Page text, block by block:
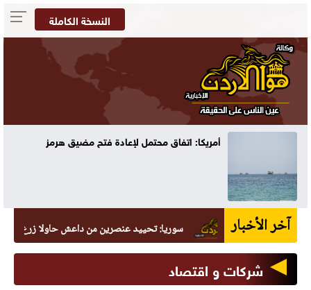
النسخة الكاملة
أمريكا: اتفاق محتمل لإعادة فتح مضيق هرمز
آخر الأخبار سوريا: تحييد عنصرين من داعش حاولا زرع عبوة في
شركات و اقتصاد